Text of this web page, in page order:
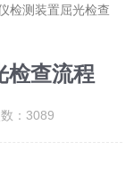
检测装置屈光检查
检查流程
：3089